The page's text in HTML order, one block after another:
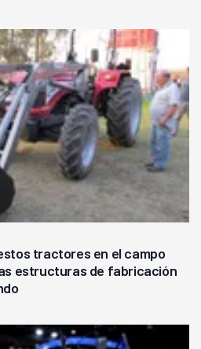
tractores en el campo
estructuras de fabricación